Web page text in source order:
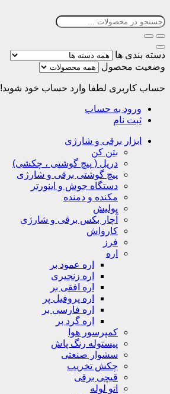
دسته بندی ها
وضعیت محصول
حساب کاربری لطفا وارد حساب خود شوید!
ورود به حساب
ثبت نام
ابزار برقی و شارژی
بتن کن
دریل ( پیچ گوشتی ، چکشی)
پیچ گوشتی برقی و شارژی
دستگاه جوش و اینورتر
مکنده و دمنده
پولیش
آچار بکس برقی و شارژی
کارواش
فرز
اره
اره عمود بر
اره زنجیری
اره افقی بر
اره پروفیل پر
اره فارسی بر
اره گرد بر
کمپرسور هوا
پیستوله رنگ پاش
سشوار صنعتی
چکش تخریب
قیچی برقی
اتو لوله